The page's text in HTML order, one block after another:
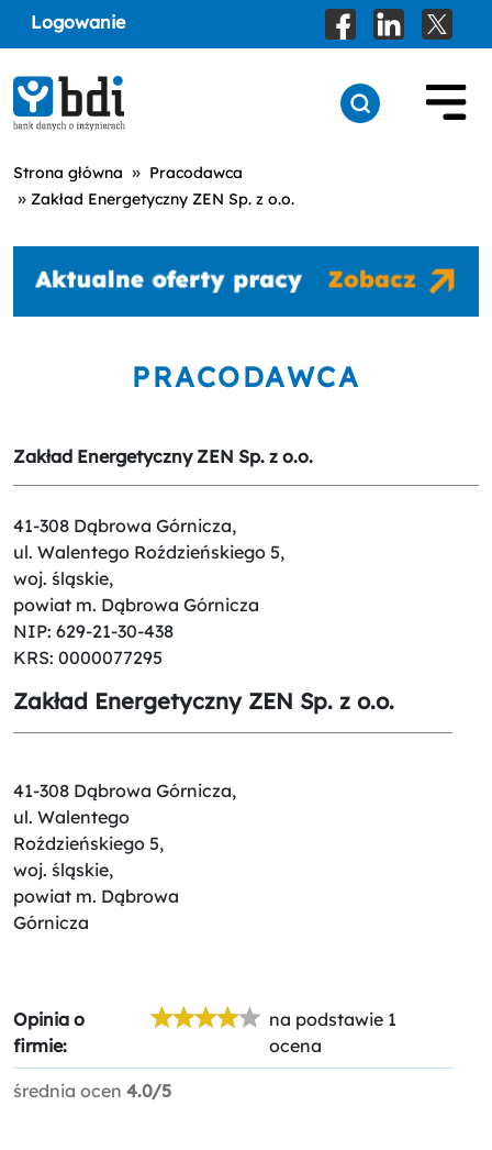
Logowanie
Strona główna » Pracodawca
» Zakład Energetyczny ZEN Sp. z o.o.
PRACODAWCA
Zakład Energetyczny ZEN Sp. z o.o.
41-308 Dąbrowa Górnicza,
ul. Walentego Roździeńskiego 5,
woj. śląskie,
powiat m. Dąbrowa Górnicza
NIP: 629-21-30-438
KRS: 0000077295
Zakład Energetyczny ZEN Sp. z o.o.
41-308 Dąbrowa Górnicza,
ul. Walentego
Roździeńskiego 5,
woj. śląskie,
powiat m. Dąbrowa
Górnicza
Opinia o
firmie:
na podstawie 1
ocena
średnia ocen 4.0/5